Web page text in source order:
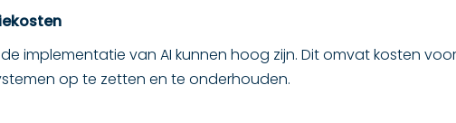
implementatie van AI kunnen hoog zijn. Dit omvat kosten
op te zetten en te onderhouden.